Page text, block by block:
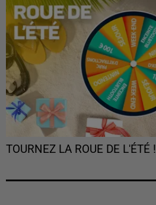
TOURNEZ LA ROUE DE L'ÉTÉ !